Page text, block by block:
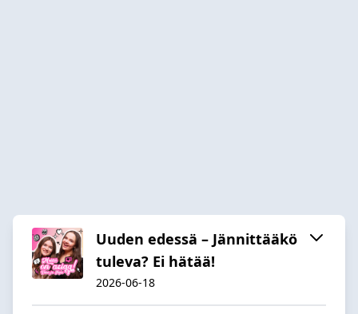
Uuden edessä – Jännittääkö
tuleva? Ei hätää!
2026-06-18